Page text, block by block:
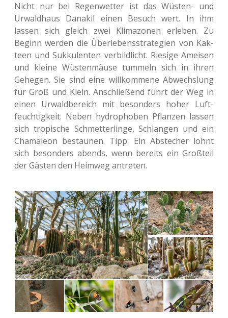
Nicht nur bei Regen­wet­ter ist das Wüsten- und
Urwald­haus Dana­kil einen Besuch wert. In ihm
lassen sich gleich zwei Kli­ma­zo­nen erle­ben. Zu
Beginn werden die Über­le­bens­stra­te­gien von Kak­
teen und Suk­ku­len­ten ver­bild­licht. Rie­si­ge Amei­sen
und kleine Wüs­ten­mäu­se tum­meln sich in ihren
Gehe­gen. Sie sind eine will­kom­me­ne Abwechs­lung
für Groß und Klein. Anschlie­ßend führt der Weg in
einen Urwald­be­reich mit beson­ders hoher Luft­
feuch­tig­keit. Neben hydro­pho­ben Pflan­zen lassen
sich tro­pi­sche Schmet­ter­lin­ge, Schlan­gen und ein
Cha­mä­le­on bestau­nen. Tipp: Ein Abste­cher lohnt
sich beson­ders abends, wenn bereits ein Groß­teil
der Gästen den Heim­weg antreten.